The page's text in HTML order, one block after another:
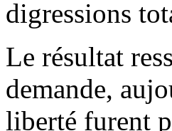
digressions
Le résultat
demande,
liberté furent